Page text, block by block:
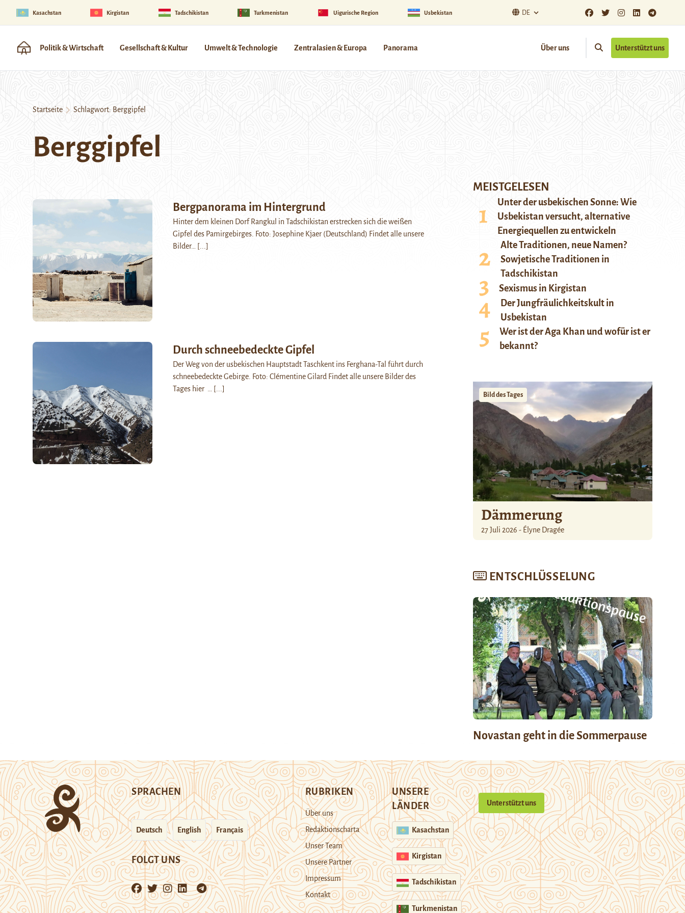
Kasachstan Kirgistan Tadschikistan Turkmenistan Uigurische Region Usbekistan DE
Politik & Wirtschaft Gesellschaft & Kultur Umwelt & Technologie Zentralasien & Europa Panorama Über uns Unterstützt uns
Startseite Schlagwort: Berggipfel
Berggipfel
Bergpanorama im Hintergrund
Hinter dem kleinen Dorf Rangkul in Tadschikistan erstrecken sich die weißen
Gipfel des Pamirgebirges. Foto: Josephine Kjaer (Deutschland) Findet alle unsere
Bilder…
[...]
Durch schneebedeckte Gipfel
Der Weg von der usbekischen Hauptstadt Taschkent ins Ferghana-Tal führt durch
schneebedeckte Gebirge. Foto: Clémentine Gilard Findet alle unsere Bilder des
Tages hier …
[...]
MEISTGELESEN
Unter der usbekischen Sonne: Wie
Usbekistan versucht, alternative
Energiequellen zu entwickeln
Alte Traditionen, neue Namen?
Sowjetische Traditionen in
Tadschikistan
Sexismus in Kirgistan
Der Jungfräulichkeitskult in
Usbekistan
Wer ist der Aga Khan und wofür ist er
bekannt?
Bild des Tages
Dämmerung
27 Juli 2026 - Élyne Dragée
ENTSCHLÜSSELUNG
Novastan geht in die Sommerpause
SPRACHEN
Deutsch English Français
FOLGT UNS
RUBRIKEN
Über uns
Redaktionscharta
Unser Team
Unsere Partner
Impressum
Kontakt
UNSERE
LÄNDER
Kasachstan
Kirgistan
Tadschikistan
Turkmenistan
Unterstützt uns